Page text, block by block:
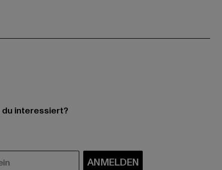
interessiert?
ANMELDEN